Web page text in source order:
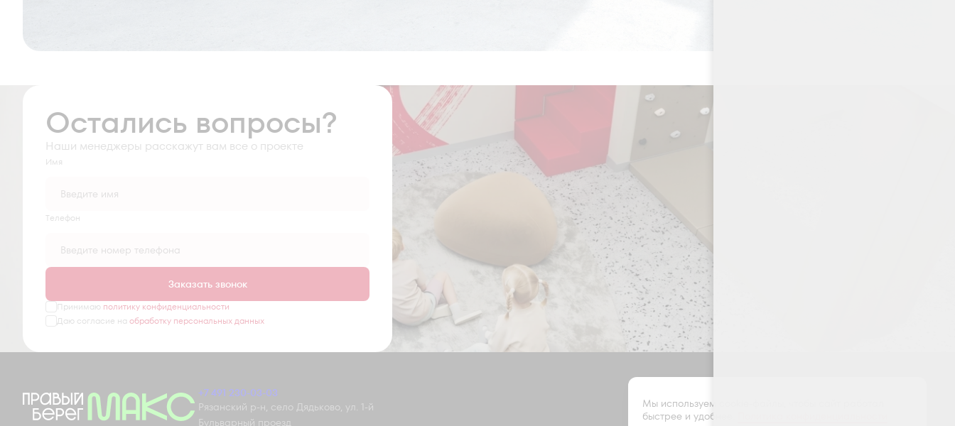
Остались вопросы?
Наши менеджеры расскажут вам все о проекте
Имя
Tелефон
Заказать звонок
Принимаю политику конфиденциальности
Даю согласие на обработку персональных данных
+7 491 230-03-03
Рязанский р-н, село Дядьково, ул. 1-й
Бульварный проезд
Мы используем cookie-файлы, чтобы сайт работал
быстрее и удобнее.